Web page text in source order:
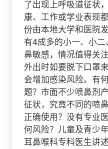
了出现上呼吸道征状
康、工作或学业表现
份由本地大学和医院
有4成多的小一、小
鼻敏感，情况值得关
外出时如要脱下口罩
会增加感染风险。有
题？市面不少喷鼻剂
征状，究竟不同的喷
正确使用？没有专业
何风险？儿童及青少
耳鼻喉科专科医生讲